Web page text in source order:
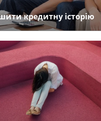
кредитну історію